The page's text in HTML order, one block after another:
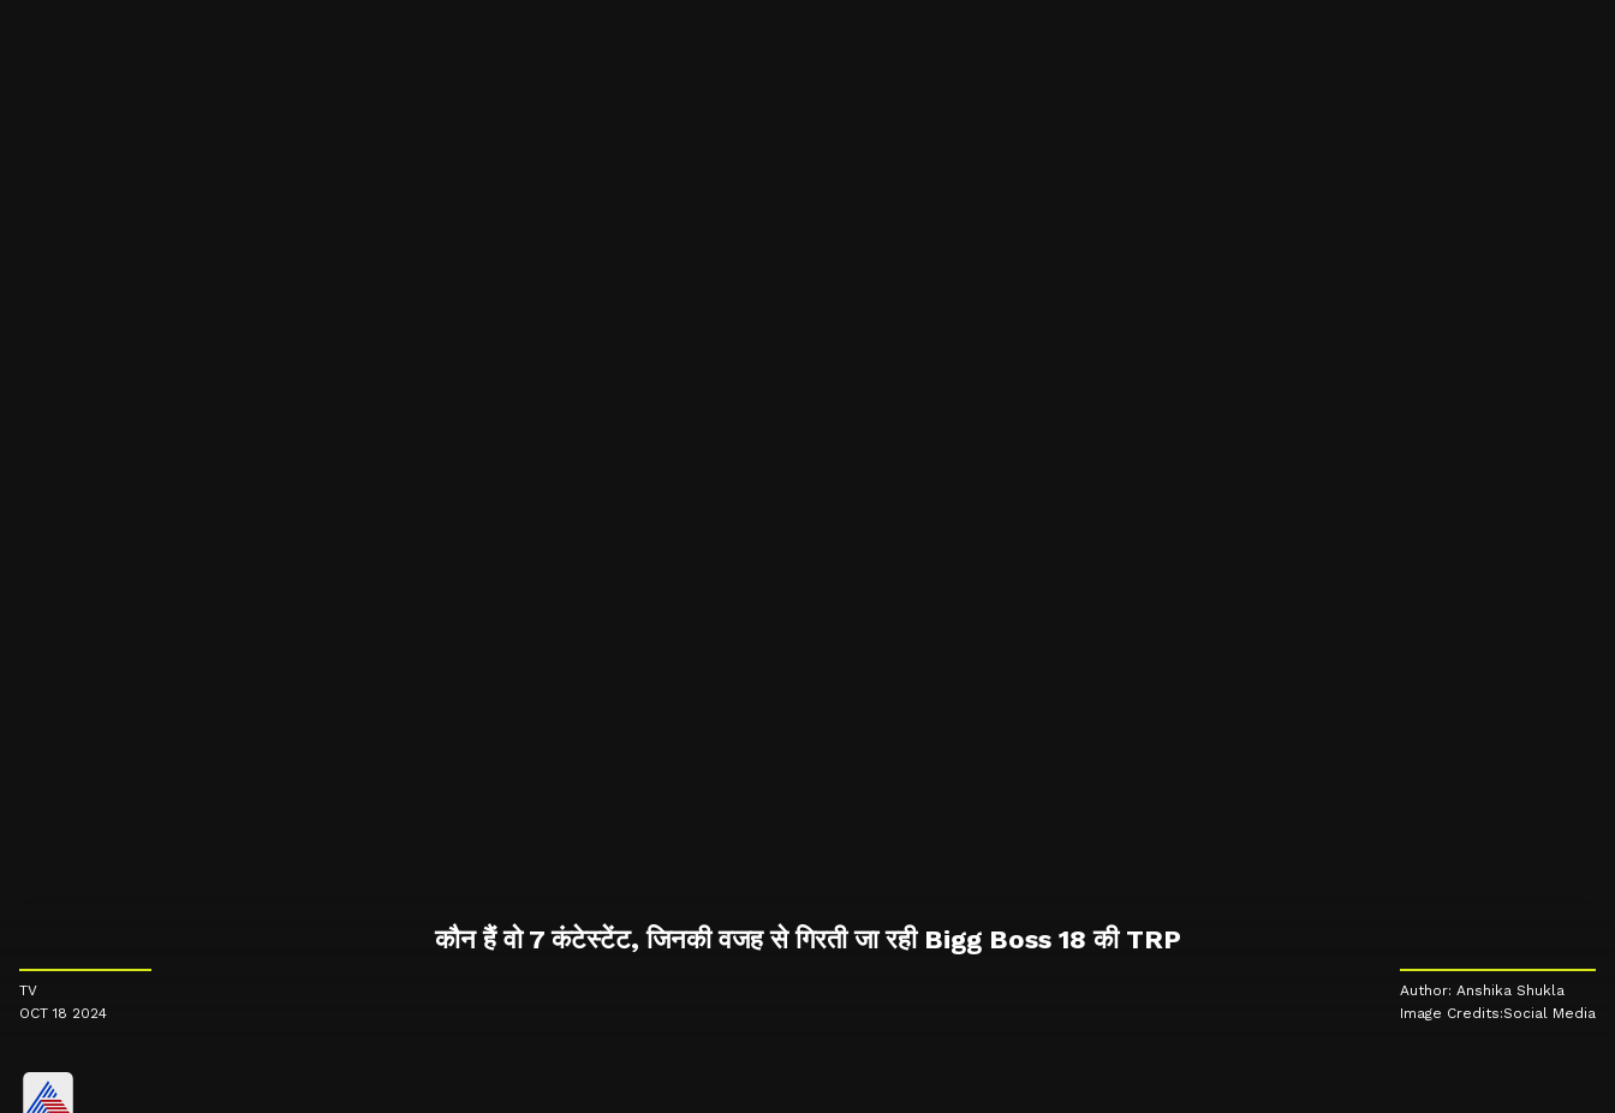
कौन हैं वो 7 कंटेस्टेंट, जिनकी वजह से गिरती जा रही Bigg Boss 18 की TRP
TV
OCT 18 2024
Author: Anshika Shukla
Image Credits:Social Media